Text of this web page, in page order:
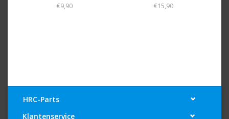
€9,90
€15,90
HRC-Parts
Klantenservice